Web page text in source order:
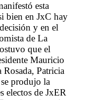
esta
bien en JxC hay
y en el
de La
que el
Mauricio
Rosada, Patricia
produjo la
electos de JxER